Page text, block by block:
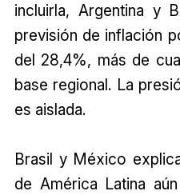
incluirla, Argentina y
previsión de inflación
del 28,4%, más de
base regional. La
es aislada.
Brasil y México
de América Latina